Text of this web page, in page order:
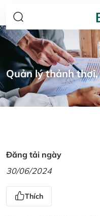
Quản lý thảnh
Đăng tải ngày
30/06/2024
Thích